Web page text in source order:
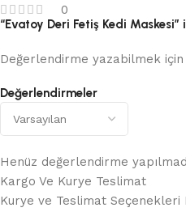
0
Değerlendirmeler
Henüz değerlendirme
“Evatoy Deri Fetiş Kedi
Değerlendirme yazabilmek için
Kargo Ve Kurye Teslimat
Kurye ve Teslimat